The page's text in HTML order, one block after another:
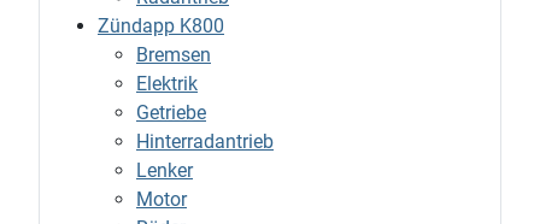
Zündapp K800
Bremsen
Elektrik
Getriebe
Hinterradantrieb
Lenker
Motor